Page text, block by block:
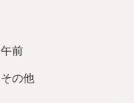
午前
その他